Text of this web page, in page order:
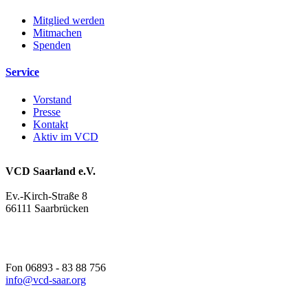
Mitglied werden
Mitmachen
Spenden
Service
Vorstand
Presse
Kontakt
Aktiv im VCD
VCD Saarland e.V.
Ev.-Kirch-Straße 8
66111 Saarbrücken
Fon 06893 - 83 88 756
info@vcd-saar.org